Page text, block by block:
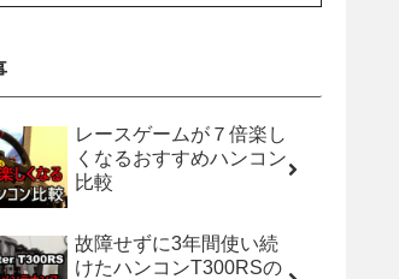
レースゲームが７倍楽し
くなるおすすめハンコン
比較
故障せずに3年間使い続
けたハンコンT300RSの